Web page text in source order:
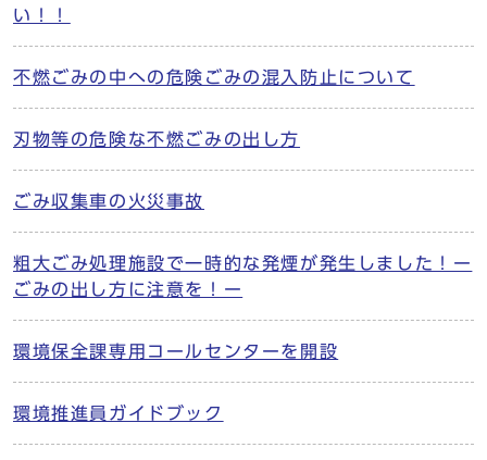
い！！
不燃ごみの中への危険ごみの混入防止について
刃物等の危険な不燃ごみの出し方
ごみ収集車の火災事故
粗大ごみ処理施設で一時的な発煙が発生しました！ー
ごみの出し方に注意を！ー
環境保全課専用コールセンターを開設
環境推進員ガイドブック